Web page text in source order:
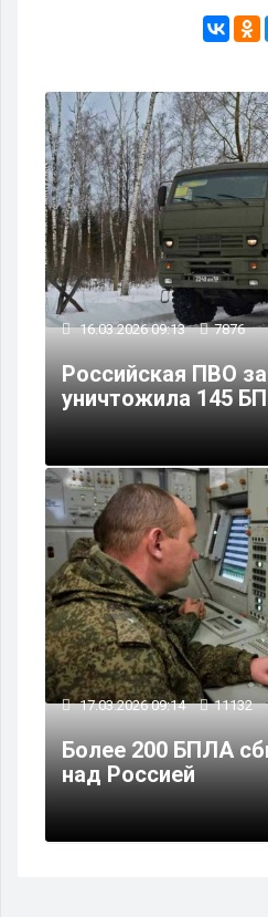
16.03.2026 09:13 7876
Российская ПВО
уничтожила 145
17.03.2026 09:14 11132
Более 200 БПЛА
над Россией